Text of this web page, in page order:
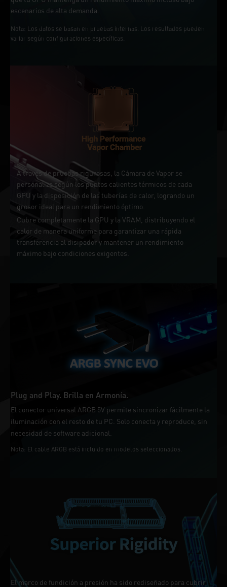
escenarios de alta demanda.
Nota: Los datos se basan en pruebas internas. Los resultados pueden
variar según configuraciones específicas.
A través de pruebas rigurosas, la Cámara de Vapor se
personaliza según los puntos calientes térmicos de cada
GPU y la disposición de las tuberías de calor, logrando un
grosor ideal para un rendimiento óptimo.
Cubre completamente la GPU y la VRAM, distribuyendo el
calor de manera uniforme para garantizar una rápida
transferencia al disipador y mantener un rendimiento
máximo bajo condiciones exigentes.
Plug and Play. Brilla en Armonía.
El conector universal ARGB 5V permite sincronizar fácilmente la
iluminación con el resto de tu PC. Solo conecta y reproduce, sin
necesidad de software adicional.
Nota: El cable ARGB está incluido en modelos seleccionados.
El marco de fundición a presión ha sido rediseñado para cubrir